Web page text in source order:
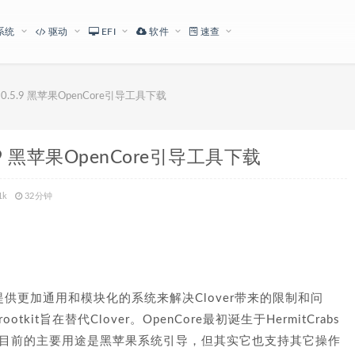
统 驱动 EFI 软件 速查
黑苹果OpenCore引导工具下载
苹果OpenCore引导工具下载
32分钟
更加通用和模块化的系统来解决Clover带来的限制和问
旨在替代Clover。OpenCore最初诞生于HermitCrabs
前的主要用途是黑苹果系统引导，但其实它也支持其它操作